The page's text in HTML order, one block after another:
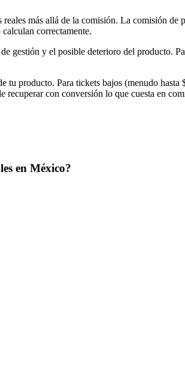
más allá de la comisión. La comisión de
correctamente.
gestión y el posible deterioro del producto.
producto. Para tickets bajos (menudo
recuperar con conversión lo que cuesta en
en México?